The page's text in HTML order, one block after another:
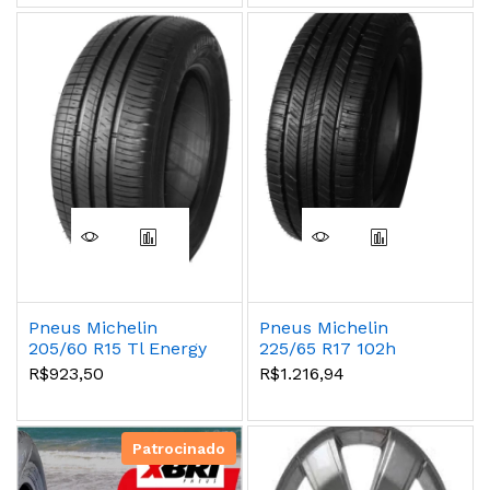
Pneus Michelin
205/60 R15 Tl Energy
Xm2
R$923,50
Pneus Michelin
225/65 R17 102h
Tlprimacy Suv Mi
R$1.216,94
Patrocinado